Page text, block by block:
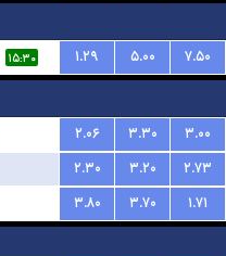
۱۵:۳۰ ۱.۲۹ ۵.۰۰
۷.۵۰
۲.۰۶ ۳.۳۰
۳.۰۰
۲.۳۰ ۳.۲۰
۲.۷۳
۳.۸۰ ۳.۷۰
۱.۷۱